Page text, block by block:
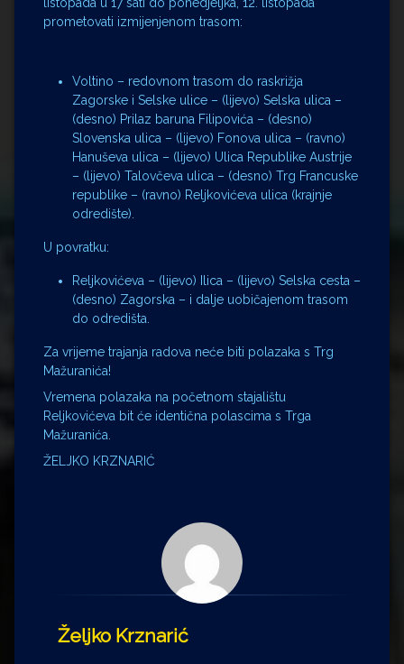
listopada u 17 sati do ponedjeljka, 12. listopada
prometovati izmijenjenom trasom:
Voltino – redovnom trasom do raskrižja
Zagorske i Selske ulice – (lijevo) Selska ulica –
(desno) Prilaz baruna Filipovića – (desno)
Slovenska ulica – (lijevo) Fonova ulica – (ravno)
Hanuševa ulica – (lijevo) Ulica Republike Austrije
– (lijevo) Talovčeva ulica – (desno) Trg Francuske
republike – (ravno) Reljkovićeva ulica (krajnje
odredište).
U povratku:
Reljkovićeva – (lijevo) Ilica – (lijevo) Selska cesta –
(desno) Zagorska – i dalje uobičajenom trasom
do odredišta.
Za vrijeme trajanja radova neće biti polazaka s Trg
Mažuranića!
Vremena polazaka na početnom stajalištu
Reljkovićeva bit će identična polascima s Trga
Mažuranića.
ŽELJKO KRZNARIĆ
Željko Krznarić